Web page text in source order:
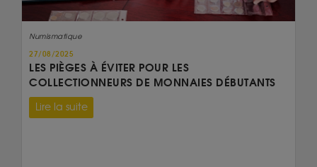
Numismatique
27/08/2025
LES PIÈGES À ÉVITER POUR LES
COLLECTIONNEURS DE MONNAIES DÉBUTANTS
Lire la suite